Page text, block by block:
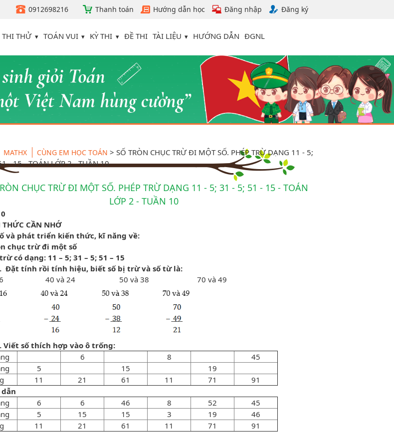
0912698216 Thanh toán Hướng dẫn học Đăng nhập Đăng ký
THI THỬ TOÁN VUI KỲ THI ĐỀ THI TÀI LIỆU HƯỚNG DẪN ĐGNL
MATHX CÙNG EM HỌC TOÁN >SỐ TRÒN CHỤC TRỪ ĐI MỘT SỐ. PHÉP TRỪ DẠNG 11 - 5;
- 15 - TOÁN LỚP 2 - TUẦN 10
CHỤC TRỪ ĐI MỘT SỐ. PHÉP TRỪ DẠNG 11 - 5; 31 - 5; 51 - 15 - TOÁN
LỚP 2 - TUẦN 10
THỨC CẦN NHỚ
và phát triển kiến thức, kĩ năng về:
chục trừ đi một số
có dạng: 11 – 5; 31 – 5; 51 – 15
Đặt tính rồi tính hiệu, biết số bị trừ và số từ là:
16 40 và 24 50 và 38 70 và 49
Viết số thích hợp vào ô trống:
6 8
45
5 15
19
11 21 61 11 71
91
6 6 46 8 52
45
5 15 15 3 19
46
11 21 61 11 71 91